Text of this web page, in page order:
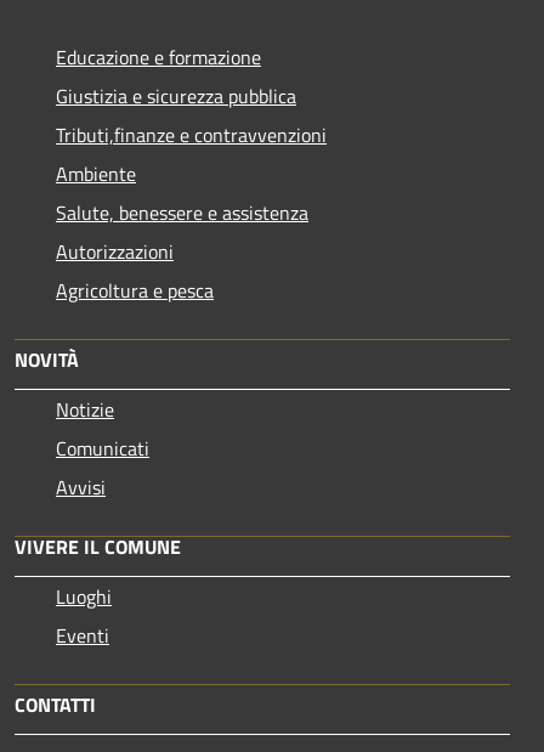
Educazione e formazione
Giustizia e sicurezza pubblica
Tributi,finanze e contravvenzioni
Ambiente
Salute, benessere e assistenza
Autorizzazioni
Agricoltura e pesca
NOVITÀ
Notizie
Comunicati
Avvisi
VIVERE IL COMUNE
Luoghi
Eventi
CONTATTI